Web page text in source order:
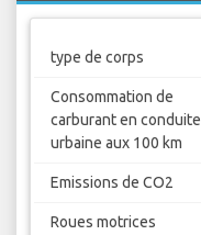
type de corps
Consommation de
carburant en conduite
urbaine aux 100 km
Emissions de CO2
Roues motrices